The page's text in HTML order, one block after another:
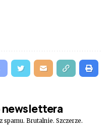
newslettera
Brutalnie. Szczerze.